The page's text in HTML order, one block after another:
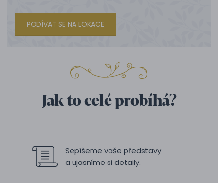
PODÍVAT SE NA LOKACE
Jak to celé probíhá?
Sepíšeme vaše představy
a ujasníme si detaily.